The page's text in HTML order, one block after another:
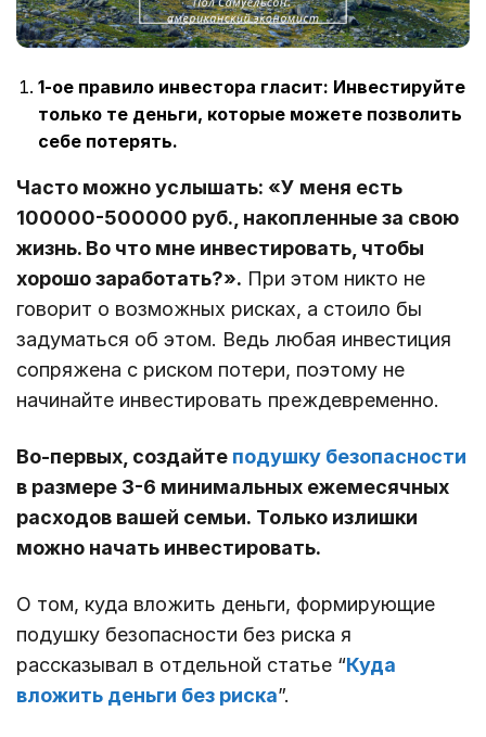
1-ое правило инвестора гласит: Инвестируйте
только те деньги, которые можете позволить
себе потерять.
Часто можно услышать: «У меня есть
100000-500000 руб., накопленные за свою
жизнь. Во что мне инвестировать, чтобы
хорошо заработать?». При этом никто не
говорит о возможных рисках, а стоило бы
задуматься об этом. Ведь любая инвестиция
сопряжена с риском потери, поэтому не
начинайте инвестировать преждевременно.
Во-первых, создайте подушку безопасности
в размере 3-6 минимальных ежемесячных
расходов вашей семьи. Только излишки
можно начать инвестировать.
О том, куда вложить деньги, формирующие
подушку безопасности без риска я
рассказывал в отдельной статье “Куда
вложить деньги без риска”.